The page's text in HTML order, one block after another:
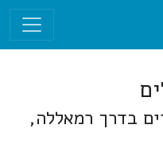
בדרך רמאללה,